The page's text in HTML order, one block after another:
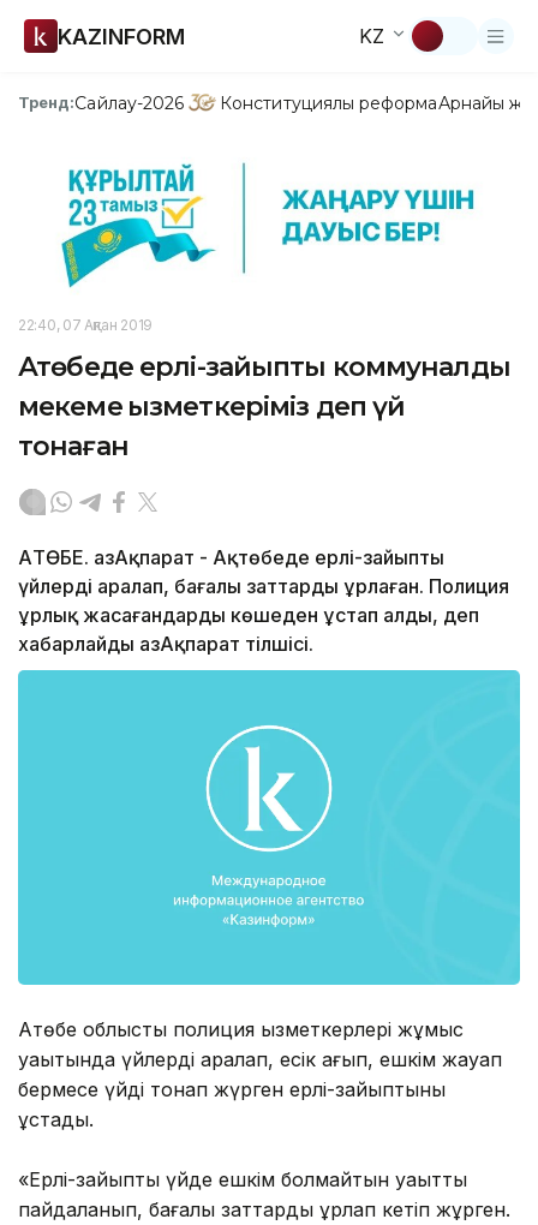
KAZINFORM KZ
Тренд:Сайлау-2026 Конституциялық реформаАрнайы
22:40, 07 Ақпан 2019
Ақтөбеде ерлі-зайыпты коммуналдық
мекеме қызметкеріміз деп үй
тонаған
АҚТӨБЕ. ҚазАқпарат - Ақтөбеде ерлі-зайыпты
үйлерді аралап, бағалы заттарды ұрлаған. Полиция
ұрлық жасағандарды көшеден ұстап алды, деп
хабарлайды ҚазАқпарат тілшісі.
Ақтөбе облыстық полиция қызметкерлері жұмыс
уақытында үйлерді аралап, есік қағып, ешкім жауап
бермесе үйді тонап жүрген ерлі-зайыптыны
ұстады.
«Ерлі-зайыпты үйде ешкім болмайтын уақытты
пайдаланып, бағалы заттарды ұрлап кетіп жұрген.